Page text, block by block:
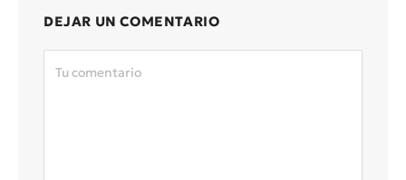
DEJAR UN COMENTARIO